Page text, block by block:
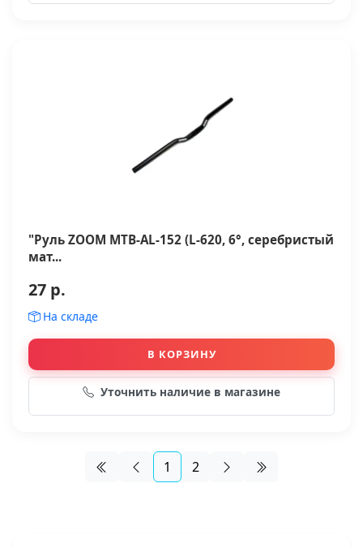
"Руль ZOOM МТВ-AL-152 (L-620, 6°, серебристый
мат...
27 р.
На складе
В КОРЗИНУ
Уточнить наличие в магазине
1 2